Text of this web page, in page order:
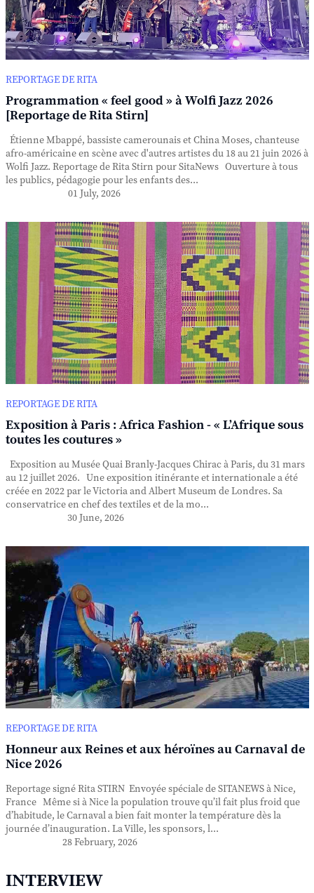
REPORTAGE DE RITA
Programmation « feel good » à Wolfi Jazz 2026
[Reportage de Rita Stirn]
Étienne Mbappé, bassiste camerounais et China Moses, chanteuse
afro-américaine en scène avec d'autres artistes du 18 au 21 juin 2026 à
Wolfi Jazz. Reportage de Rita Stirn pour SitaNews Ouverture à tous
les publics, pédagogie pour les enfants des...
01 July, 2026
REPORTAGE DE RITA
Exposition à Paris : Africa Fashion - « L’Afrique sous
toutes les coutures »
Exposition au Musée Quai Branly-Jacques Chirac à Paris, du 31 mars
au 12 juillet 2026. Une exposition itinérante et internationale a été
créée en 2022 par le Victoria and Albert Museum de Londres. Sa
conservatrice en chef des textiles et de la mo...
30 June, 2026
REPORTAGE DE RITA
Honneur aux Reines et aux héroïnes au Carnaval de
Nice 2026
Reportage signé Rita STIRN Envoyée spéciale de SITANEWS à Nice,
France Même si à Nice la population trouve qu’il fait plus froid que
d’habitude, le Carnaval a bien fait monter la température dès la
journée d’inauguration. La Ville, les sponsors, l...
28 February, 2026
INTERVIEW